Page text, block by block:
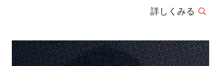
った書道がデザインのルーツであり、また自身が
トリート感覚を取り入れたアート性の強いグラフ
ィックを得意としている。
詳しくみる